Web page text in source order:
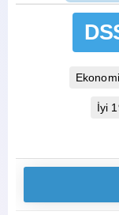
İyi